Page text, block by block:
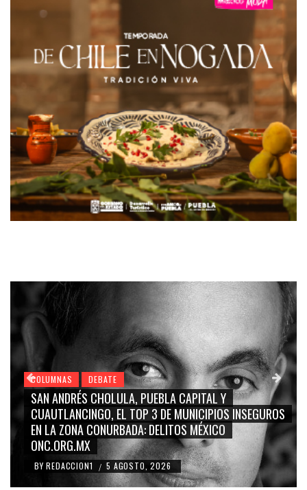
COLUMNAS DEBATE
GRACE PALOMARES, NAY SALVATORI, SERGIO
CARMEN SALINAS “LA CORCHOLATA”,
BLANCO, SILVIA PINAL: LA TRIVIALIZACIÓN Y
RIDICULIZACIÓN DE LA REPRESENTACIÓN
BY REDACCION1 / 4 AGOSTO, 2026